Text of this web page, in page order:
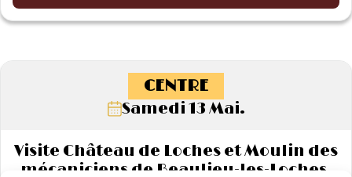
CENTRE
Samedi 13 Mai.
Visite Château de Loches et Moulin des
mécaniciens de Beaulieu-les-Loches.